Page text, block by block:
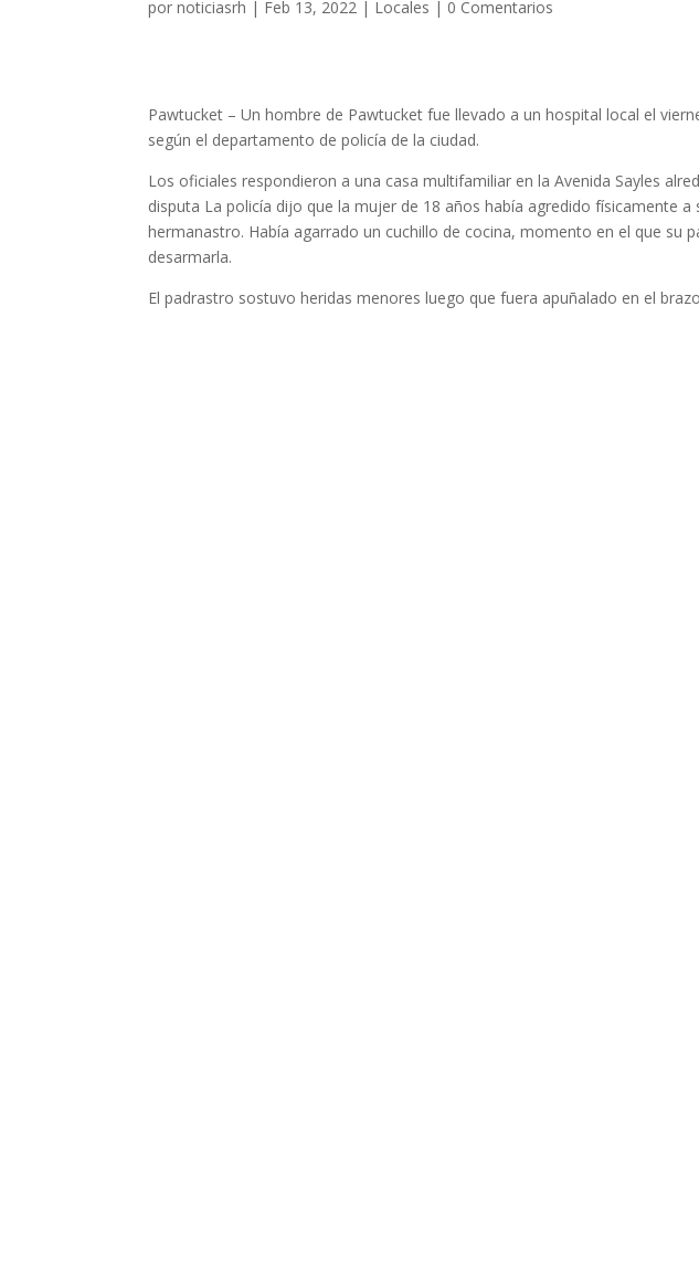
pornoticiasrh | Feb 13, 2022 | Locales | 0 Comentarios
Pawtucket – Un hombre de Pawtucket fue llevado a un hospital local el
según el departamento de policía de la ciudad.
Los oficiales respondieron a una casa multifamiliar en la Avenida Sayles
disputa La policía dijo que la mujer de 18 años había agredido físicamente
hermanastro. Había agarrado un cuchillo de cocina, momento en el que su
desarmarla.
El padrastro sostuvo heridas menores luego que fuera apuñalado en el